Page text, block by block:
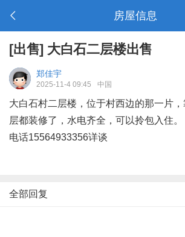
房屋信息
[出售] 大白石二层楼出售
郑佳宇
2025-11-4 09:45 中国
大白石村二层楼，位于村西边的那一片
层都装修了，水电齐全，可以拎包入住
电话15564933356详谈
全部回复